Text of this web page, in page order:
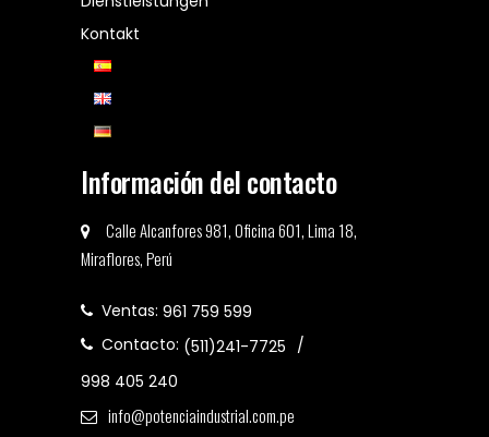
Kontakt
Información del contacto
Calle Alcanfores 981, Oficina 601, Lima 18,
Miraflores, Perú
Ventas: 961 759 599
Contacto: (511)241-7725
998 405 240
info@potenciaindustrial.com.pe